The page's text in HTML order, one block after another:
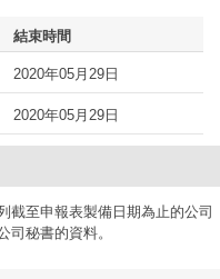
結束時間
2020年05月29日
2020年05月29日
截至申報表製備日期為止的公司
司秘書的資料。